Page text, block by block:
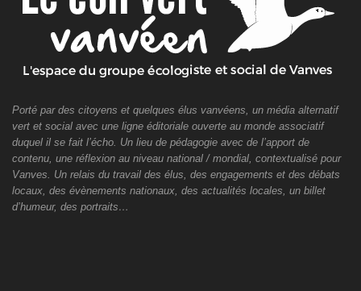
Porté par des citoyens et quelques élus vanvéens, un média alternatif
vert et social avec une ligne éditoriale ouverte au monde associatif
duquel il se fait l’écho. Un lieu de pédagogie avec de l’apport de
contenu, une réflexion au niveau national / mondial, contextualisé pour
Vanves. Un relais du travail des élus, des engagements et des débats
locaux, des évènements nationaux, des actualités locales, un billet
d’humeur, des portraits…